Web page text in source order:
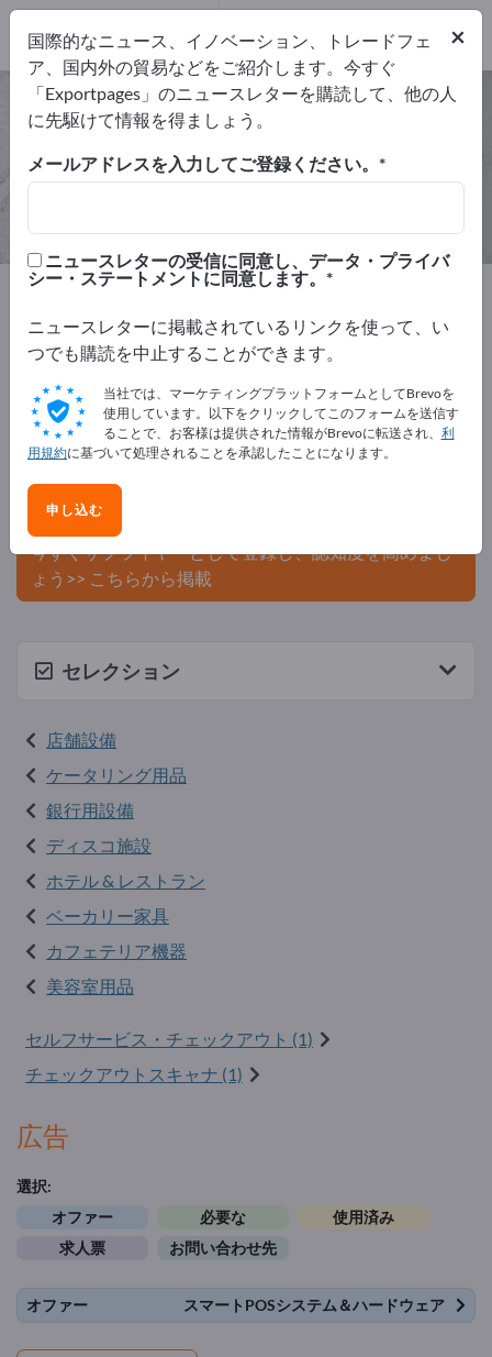
キャッシュシステム – メーカーとサ
プライヤーを検索
3
3
Exportpages 会社備品／施設備品
キャッシュシステム
Exportpagesで無料で広告を掲載！
ニーズ – オファー – 中古品 – ビジネスコンタクト >> こ
こから始める
Exportpagesで貴社と製品を掲載し
ましょう。
今すぐサプライヤーとして登録し、認知度を高めまし
ょう>> こちらから掲載
セレクション
店舗設備
ケータリング用品
銀行用設備
ディスコ施設
ホテル & レストラン
ベーカリー家具
カフェテリア機器
美容室用品
セルフサービス・チェックアウト (1)
チェックアウトスキャナ (1)
広告
選択:
オファー
必要な
使用済み
求人票
お問い合わせ先
オファー スマートPOSシステム＆ハードウェア
×
国際的なニュース、イノベーション、トレードフェ
ア、国内外の貿易などをご紹介します。今すぐ
「Exportpages」のニュースレターを購読して、他の人
に先駆けて情報を得ましょう。
メールアドレスを入力してご登録ください。
ニュースレターの受信に同意し、データ・プライバ
シー・ステートメントに同意します。
ニュースレターに掲載されているリンクを使って、い
つでも購読を中止することができます。
当社では、マーケティングプラットフォームとしてBrevoを
使用しています。以下をクリックしてこのフォームを送信す
ることで、お客様は提供された情報がBrevoに転送され、 利
用規約に基づいて処理されることを承認したことになります。
申し込む